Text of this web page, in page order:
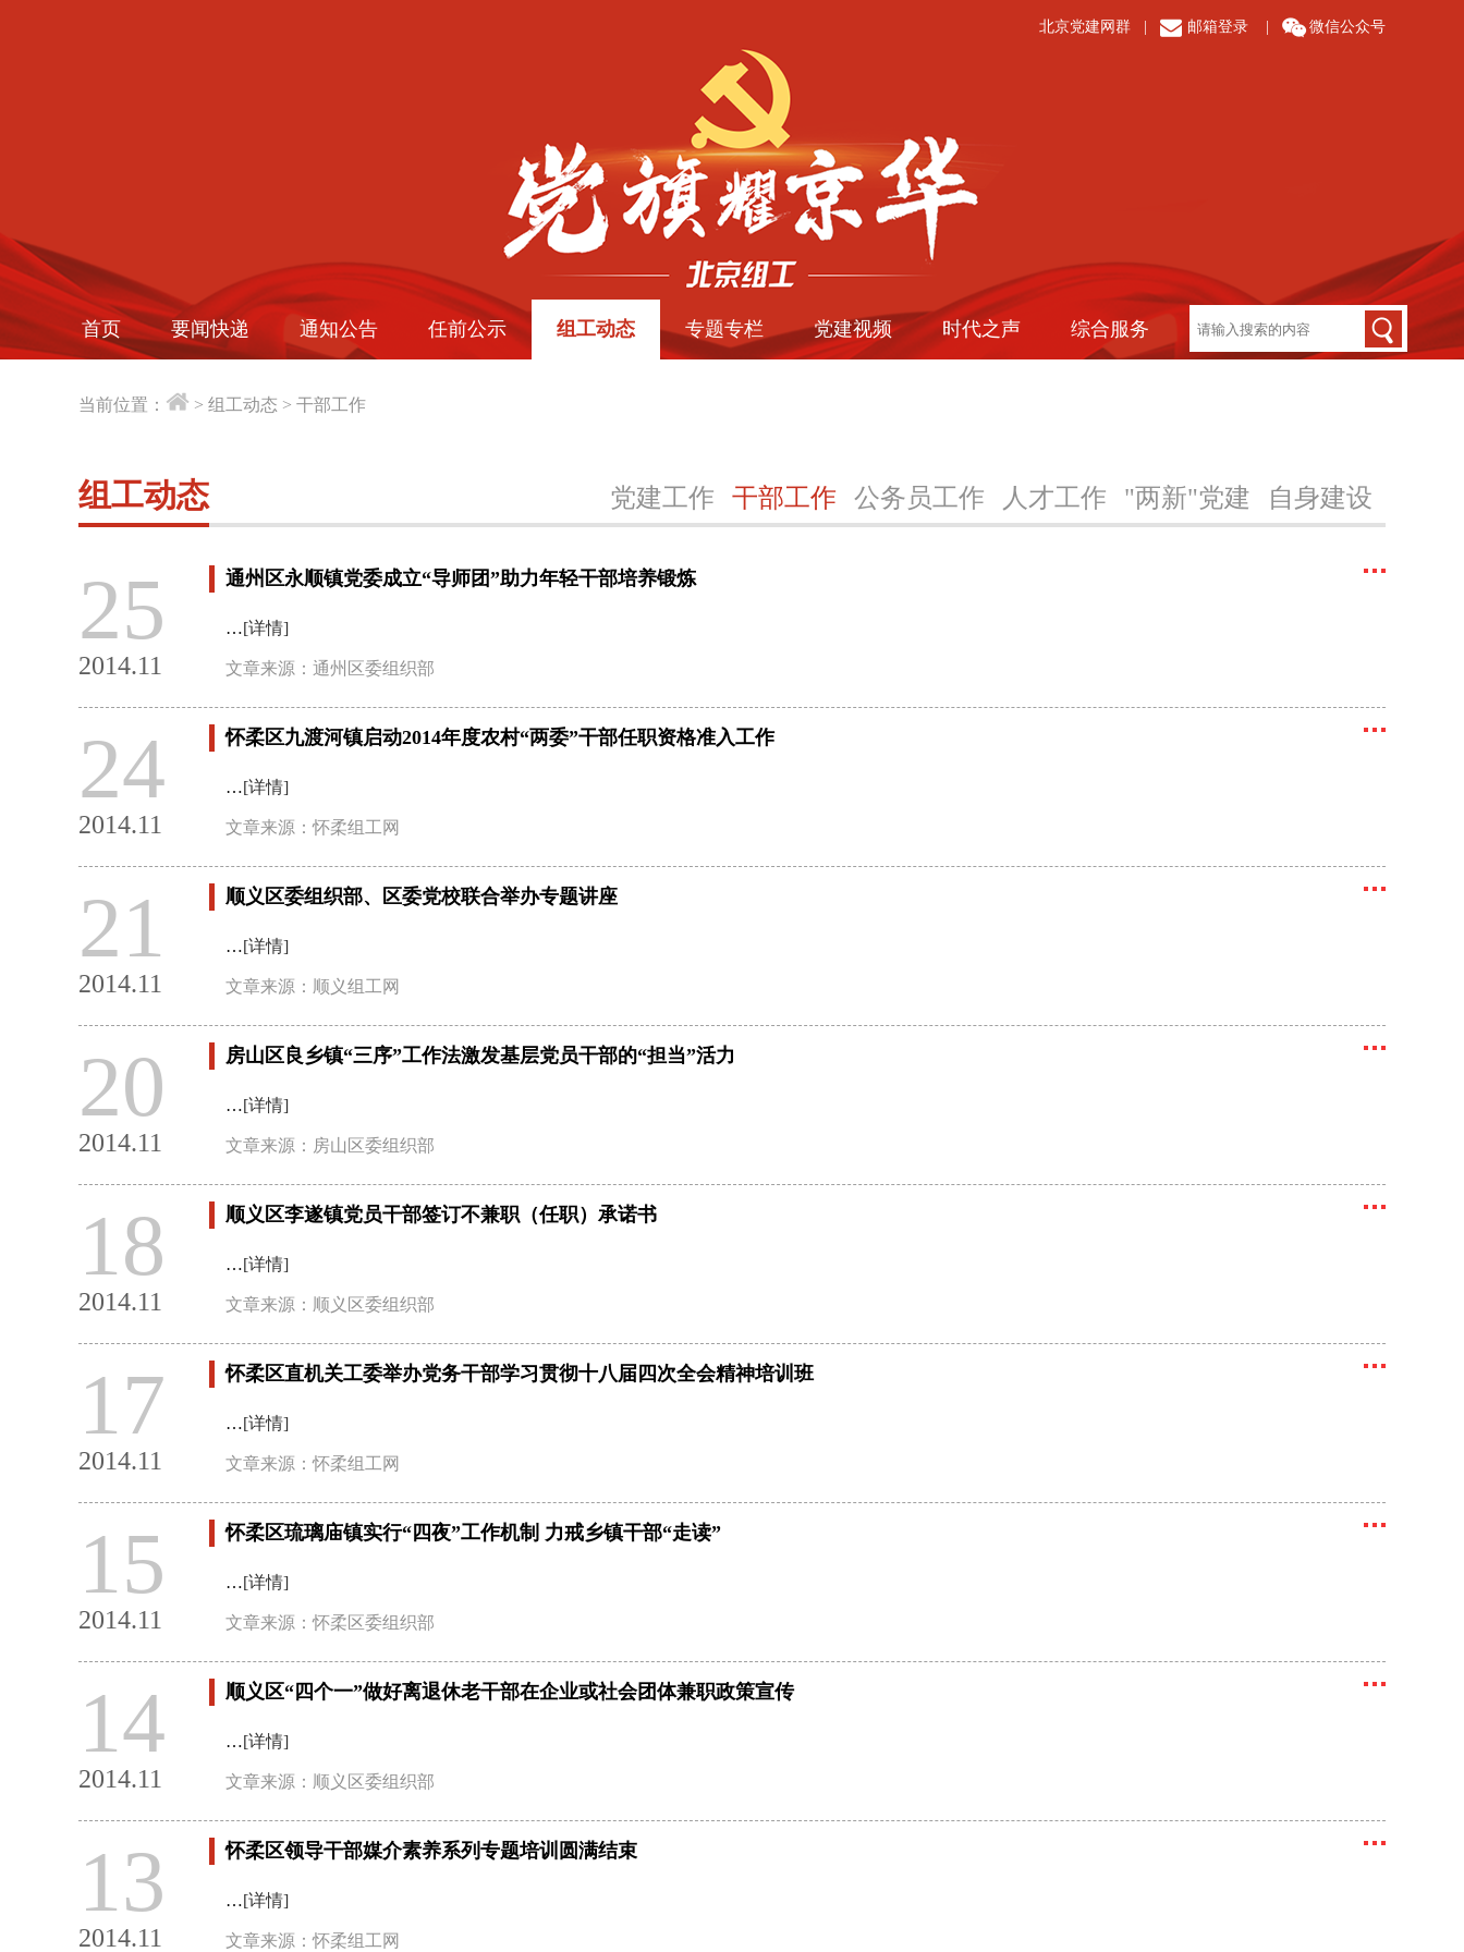
北京党建网群 邮箱登录 微信公众号
首页 要闻快递 通知公告 任前公示 组工动态 专题专栏 党建视频 时代之声 综合服务
当前位置： > 组工动态 > 干部工作
组工动态 党建工作 干部工作 公务员工作 人才工作 "两新"党建 自身建设
25
2014.11
通州区永顺镇党委成立“导师团”助力年轻干部培养锻炼
…[详情]
文章来源：通州区委组织部
24
2014.11
怀柔区九渡河镇启动2014年度农村“两委”干部任职资格准入工作
…[详情]
文章来源：怀柔组工网
21
2014.11
顺义区委组织部、区委党校联合举办专题讲座
…[详情]
文章来源：顺义组工网
20
2014.11
房山区良乡镇“三序”工作法激发基层党员干部的“担当”活力
…[详情]
文章来源：房山区委组织部
18
2014.11
顺义区李遂镇党员干部签订不兼职（任职）承诺书
…[详情]
文章来源：顺义区委组织部
17
2014.11
怀柔区直机关工委举办党务干部学习贯彻十八届四次全会精神培训班
…[详情]
文章来源：怀柔组工网
15
2014.11
怀柔区琉璃庙镇实行“四夜”工作机制 力戒乡镇干部“走读”
…[详情]
文章来源：怀柔区委组织部
14
2014.11
顺义区“四个一”做好离退休老干部在企业或社会团体兼职政策宣传
…[详情]
文章来源：顺义区委组织部
13
2014.11
怀柔区领导干部媒介素养系列专题培训圆满结束
…[详情]
文章来源：怀柔组工网